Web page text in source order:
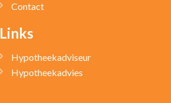
Contact
Links
Hypotheekadviseur
Hypotheekadvies